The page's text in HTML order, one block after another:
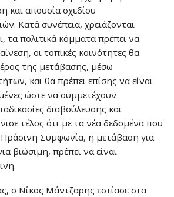
και απουσία σχεδίου
Κατά συνέπεια, χρειάζονται
τα πολιτικά κόμματα πρέπει να
οι τοπικές κοινότητες θα
της μετάβασης, μέσω
και θα πρέπει επίσης να είναι
ώστε να συμμετέχουν
διαβούλευσης και
τέλος ότι με τα νέα δεδομένα που
Συμφωνία, η μετάβαση για
βιώσιμη, πρέπει να είναι
ο Νίκος Μάντζαρης εστίασε στα